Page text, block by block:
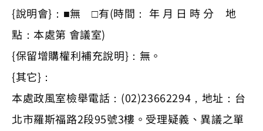
{說明會}：■無 □有(時間： 年 月 日 時 分 地
點：本處第 會議室)
{保留增購權利補充說明}：無。
{其它}：
本處政風室檢舉電話：(02)23662294，地址：台
北市羅斯福路2段95號3樓。受理疑義、異議之單